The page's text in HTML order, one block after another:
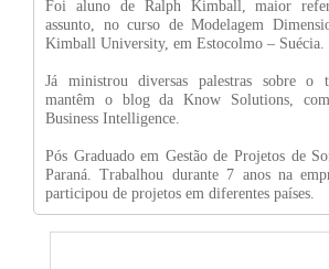
Foi aluno de Ralph Kimball, maior
assunto, no curso de Modelagem
Kimball University, em Estocolmo – Suécia.
Já ministrou diversas palestras sobre o
mantêm o blog da Know Solutions, com
Business Intelligence.
Pós Graduado em Gestão de Projetos de
Paraná. Trabalhou durante 7 anos na
participou de projetos em diferentes países.